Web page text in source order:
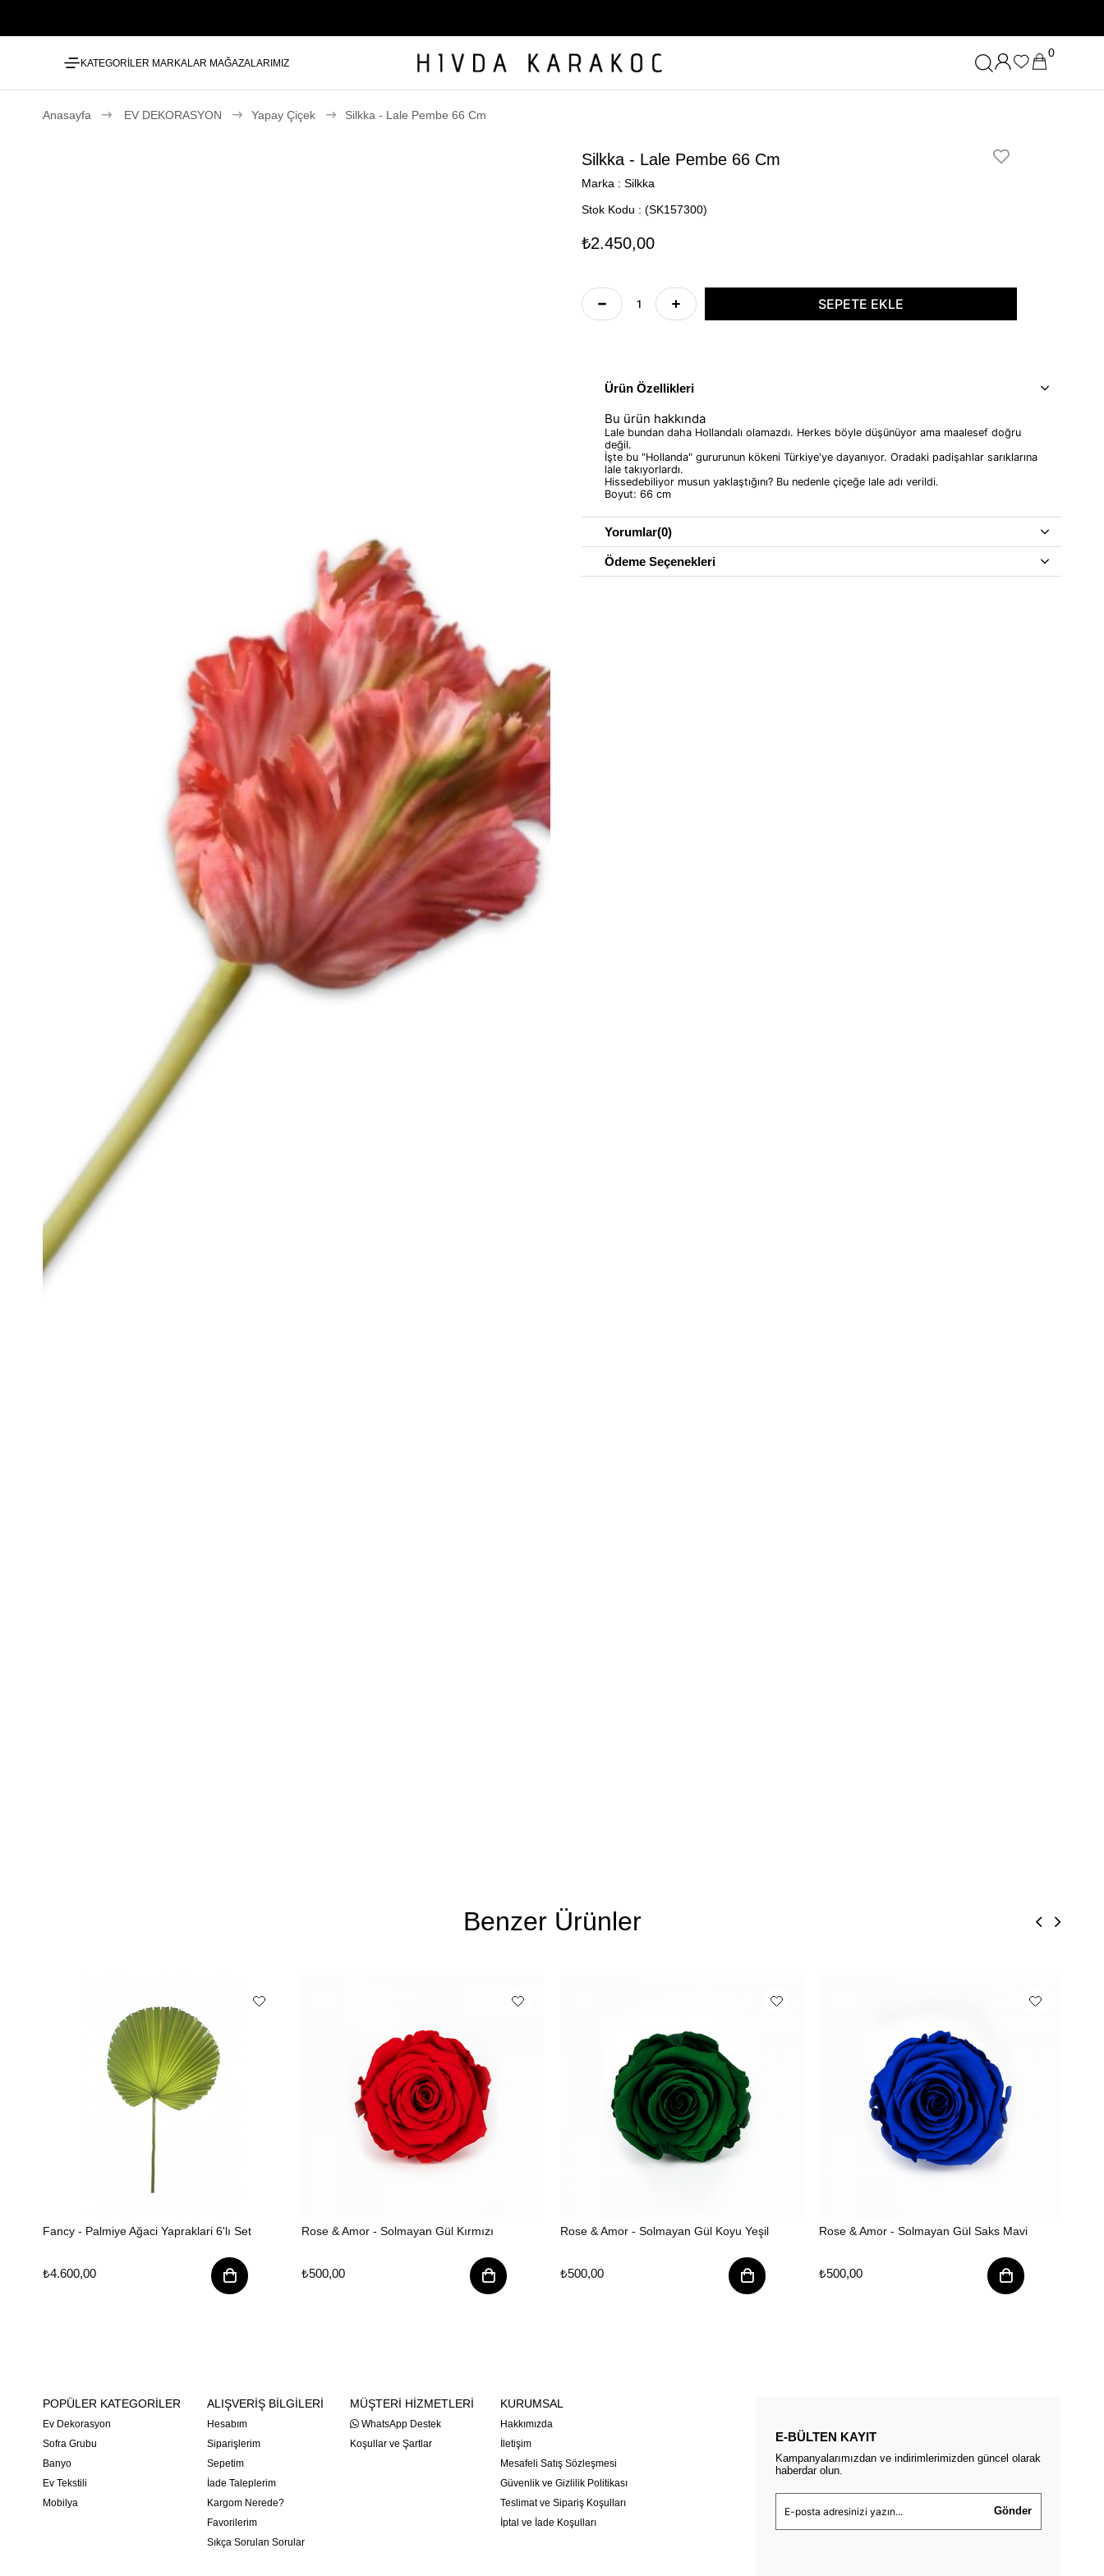
KATEGORİLER MARKALAR MAĞAZALARIMIZ
0
Anasayfa EV DEKORASYON Yapay Çiçek Silkka - Lale Pembe 66 Cm
Silkka - Lale Pembe 66 Cm
Marka : Silkka
Stok Kodu
(SK157300)
₺2.450,00
Ürün Özellikleri
Bu ürün hakkında
Lale bundan daha Hollandalı olamazdı. Herkes böyle düşünüyor ama maalesef doğru
değil.
İşte bu "Hollanda" gururunun kökeni Türkiye'ye dayanıyor. Oradaki padişahlar sarıklarına
lale takıyorlardı.
Hissedebiliyor musun yaklaştığını? Bu nedenle çiçeğe lale adı verildi.
Boyut: 66 cm
Yorumlar(0)
Ödeme Seçenekleri
Benzer Ürünler
Fancy - Palmiye Ağaci Yapraklari 6'lı Set
₺4.600,00
Rose & Amor - Solmayan Gül Kırmızı
₺500,00
Rose & Amor - Solmayan Gül Koyu Yeşil
₺500,00
Rose & Amor - Solmayan Gül Saks Mavi
₺500,00
POPÜLER KATEGORİLER
Ev Dekorasyon
Sofra Grubu
Banyo
Ev Tekstili
Mobilya
ALIŞVERİŞ BİLGİLERİ
Hesabım
Siparişlerim
Sepetim
İade Taleplerim
Kargom Nerede?
Favorilerim
Sıkça Sorulan Sorular
MÜŞTERİ HİZMETLERİ
WhatsApp Destek
Koşullar ve Şartlar
KURUMSAL
Hakkımızda
İletişim
Mesafeli Satış Sözleşmesi
Güvenlik ve Gizlilik Politikası
Teslimat ve Sipariş Koşulları
İptal ve İade Koşulları
E-BÜLTEN KAYIT
Kampanyalarımızdan ve indirimlerimizden güncel olarak
haberdar olun.
Gönder